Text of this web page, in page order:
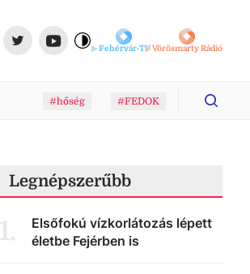
Fehérvár-TVVörösmarty Rádió
#hőség #FEDOK
Legnépszerűbb
1.
Elsőfokú vízkorlátozás lépett
életbe Fejérben is